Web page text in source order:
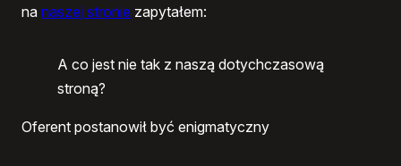
na naszej stronie zapytałem:
A co jest nie tak z naszą dotychczasową
stroną?
Oferent postanowił być enigmatyczny